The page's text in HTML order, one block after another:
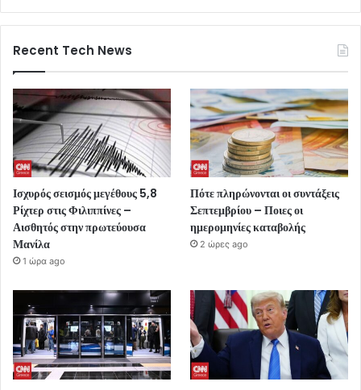
Recent Tech News
Ισχυρός σεισμός μεγέθους 5,8
Ρίχτερ στις Φιλιππίνες –
Αισθητός στην πρωτεύουσα
Μανίλα
1 ώρα ago
Πότε πληρώνονται οι συντάξεις
Σεπτεμβρίου – Ποιες οι
ημερομηνίες καταβολής
2 ώρες ago